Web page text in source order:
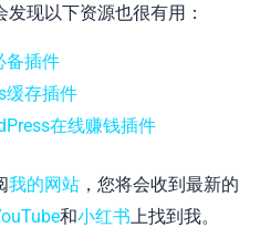
现以下资源也很有用：
备插件
缓存插件
在线赚钱插件
我的网站 ，您将会收到最新的
和小红书上找到我。